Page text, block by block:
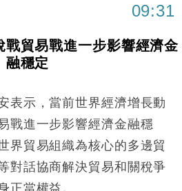
伊戰事快結束 承認部分彈藥庫存緊
後再出手 斥4億美元押注未上市公
港今年GDP預測至4.5% 看好貿易
09:31
戰貿易戰進一步影響經濟金
融穩定
表示，當前世界經濟增長動
戰進一步影響經濟金融穩
界貿易組織為核心的多邊貿
對話協商解決貿易和關稅爭